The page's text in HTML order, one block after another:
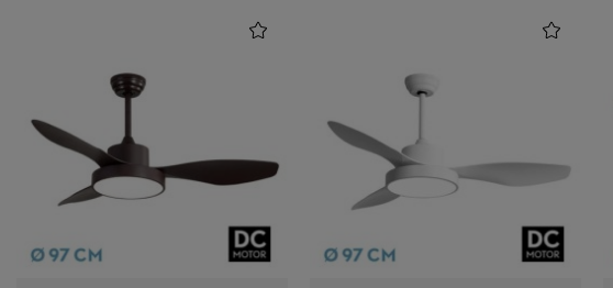
favorite favorite